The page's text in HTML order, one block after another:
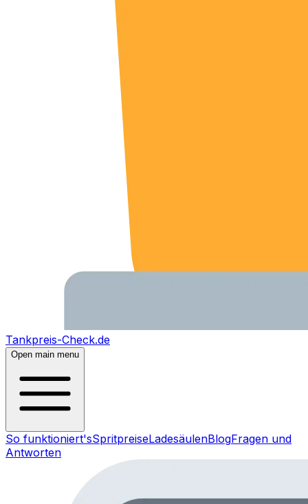
Tankpreis-Check.de
Open main menu
So funktioniert'sSpritpreiseLadesäulenBlogFragen und
Antworten